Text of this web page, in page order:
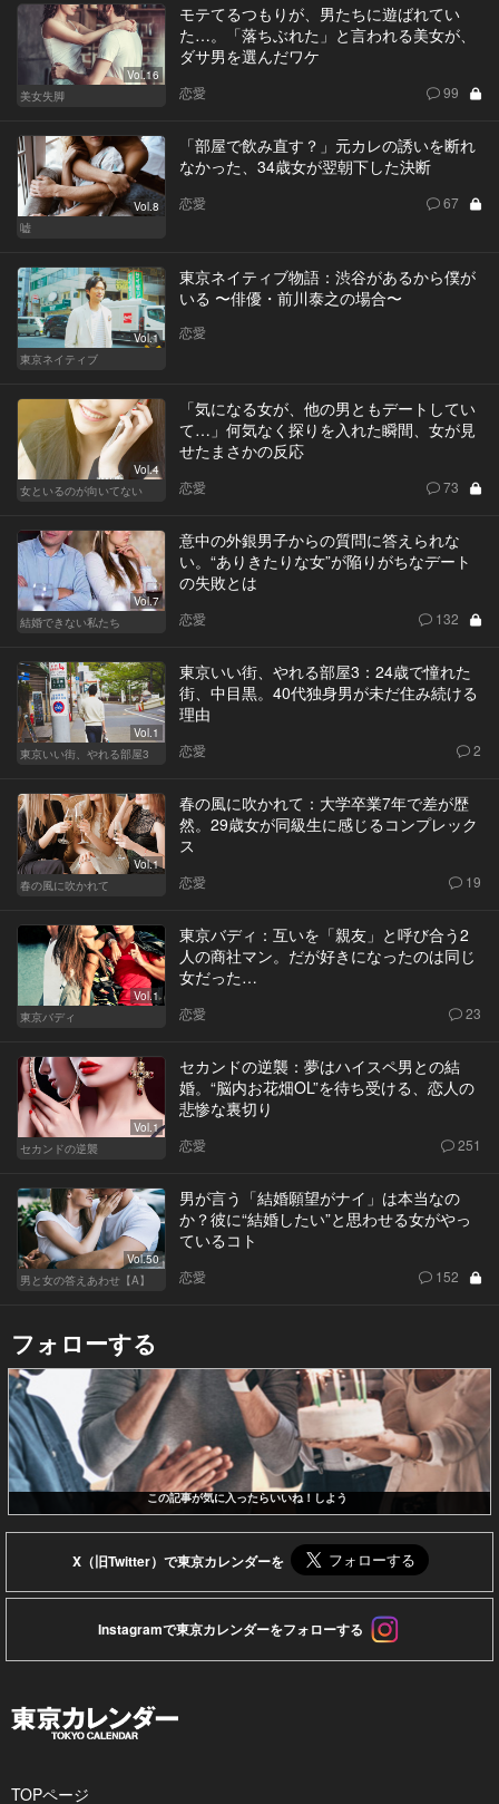
Vol.16
美女失脚
モテてるつもりが、男たちに遊ばれてい
た…。「落ちぶれた」と言われる美女が、
ダサ男を選んだワケ
恋愛 99
Vol.8
嘘
「部屋で飲み直す？」元カレの誘いを断れ
なかった、34歳女が翌朝下した決断
恋愛 67
Vol.1
東京ネイティブ
東京ネイティブ物語：渋谷があるから僕が
いる 〜俳優・前川泰之の場合〜
恋愛
Vol.4
女といるのが向いてない
「気になる女が、他の男ともデートしてい
て…」何気なく探りを入れた瞬間、女が見
せたまさかの反応
恋愛 73
Vol.7
結婚できない私たち
意中の外銀男子からの質問に答えられな
い。“ありきたりな女”が陥りがちなデート
の失敗とは
恋愛 132
Vol.1
東京いい街、やれる部屋3
東京いい街、やれる部屋3：24歳で憧れた
街、中目黒。40代独身男が未だ住み続ける
理由
恋愛 2
Vol.1
春の風に吹かれて
春の風に吹かれて：大学卒業7年で差が歴
然。29歳女が同級生に感じるコンプレック
ス
恋愛 19
Vol.1
東京バディ
東京バディ：互いを「親友」と呼び合う2
人の商社マン。だが好きになったのは同じ
女だった…
恋愛 23
Vol.1
セカンドの逆襲
セカンドの逆襲：夢はハイスペ男との結
婚。“脳内お花畑OL”を待ち受ける、恋人の
悲惨な裏切り
恋愛 251
Vol.50
男と女の答えあわせ【A】
男が言う「結婚願望がナイ」は本当なの
か？彼に“結婚したい”と思わせる女がやっ
ているコト
恋愛 152
フォローする
この記事が気に入ったらいいね！しよう
X（旧Twitter）で東京カレンダーを
Instagramで東京カレンダーをフォローする
TOPページ